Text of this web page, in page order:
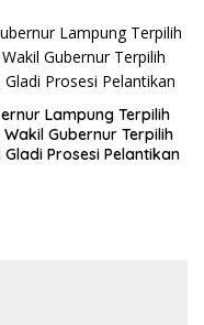
Lampung Terpilih
Gubernur Terpilih
Gladi Prosesi Pelantikan